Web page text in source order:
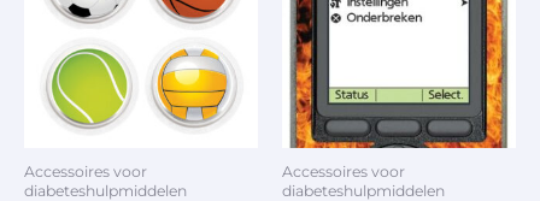
Accessoires voor
diabeteshulpmiddelen
Accessoires voor
diabeteshulpmiddelen